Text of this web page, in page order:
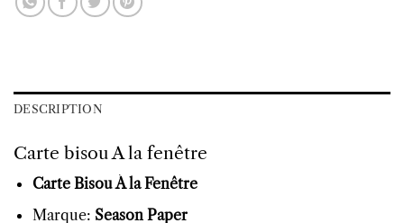
DESCRIPTION
Carte bisou A la fenêtre
Carte Bisou À la Fenêtre
Marque: Season Paper